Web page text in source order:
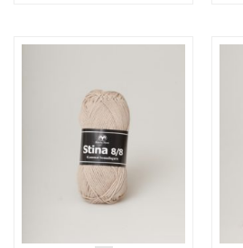
27.00 kr.
23.00 kr.